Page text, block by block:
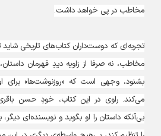
مخاطب در پی خواهد داشت.
تجربه‌ای که دوست‌داران کتاب‌های تاریخی شاید
مخاطب،‌ نه صرفا از زاویه دیدِ قهرمان
بشنود، وجهی است که «روزنوشت‌ها» برای
می‌کند. راوی در این کتاب، خودِ حسن
بی‌آنکه داستان را او بگوید و نویسنده‌ای